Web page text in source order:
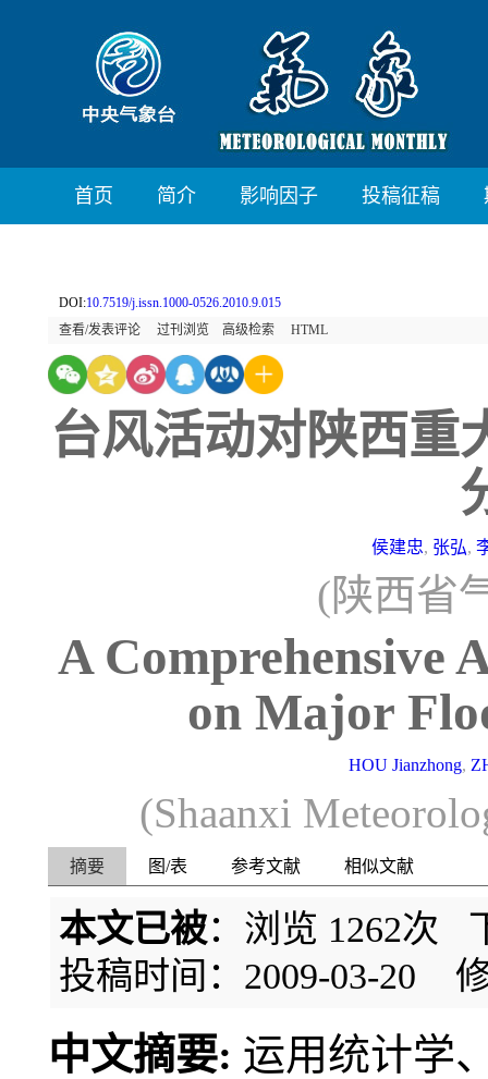
首页 简介 影响因子 投稿征稿
DOI:10.7519/j.issn.1000-0526.2010.9.015
查看/发表评论
过刊浏览 高级检索 HTML
台风活动对陕西重
侯建忠, 张弘,
(陕西省
A Comprehensive
on Major
HOU Jianzhong,
(Shaanxi
摘要 图/表 参考文献 相似文献
本文已被：浏览 1262次
投稿时间：2009-03-20
中文摘要: 运用统计学